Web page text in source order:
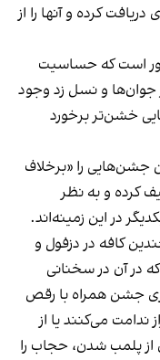
کرده و آنها را از
است که حساسیت
و نسل زد وجود
خشن‌تر برخورد
جشن‌هایی را «برخلاف
کرده و به نظر
در این زمینه‌اند.
کافه در دزفول و
در آن در سخنانی
جشن همراه با رقص
ندامت می‌کنند یا از
پلمب شدن، حجاب را